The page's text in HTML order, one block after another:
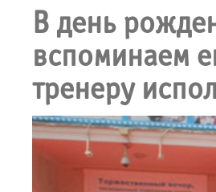
В день
вспоминаем
тренеру